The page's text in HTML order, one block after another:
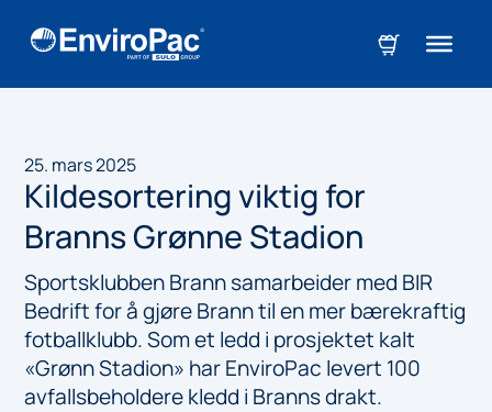
25. mars 2025
Kildesortering viktig for
Branns Grønne Stadion
Sportsklubben Brann samarbeider med BIR
Bedrift for å gjøre Brann til en mer bærekraftig
fotballklubb. Som et ledd i prosjektet kalt
«Grønn Stadion» har EnviroPac levert 100
avfallsbeholdere kledd i Branns drakt.